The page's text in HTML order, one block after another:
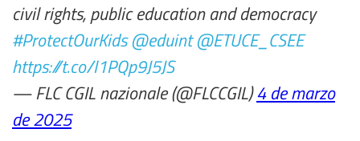
civil rights, public education and democracy
#ProtectOurKids @eduint @ETUCE_CSEE
https://t.co/I1PQp9J5JS
— FLC CGIL nazionale (@FLCCGIL)4 de marzo
de 2025